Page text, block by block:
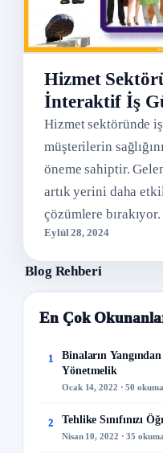
Hizmet
İnteraktif İş
Hizmet sektöründe
müşterilerin
öneme sahiptir.
artık yerini daha
çözümlere bırakıyor.
Eylül 28, 2024
Blog Rehberi
En Çok
1
Binaların
Yönetmelik
Ocak 14, 2022 · 50 okuma
2 Tehlike Sınıfınızı
Nisan 10, 2022 · 35 okuma